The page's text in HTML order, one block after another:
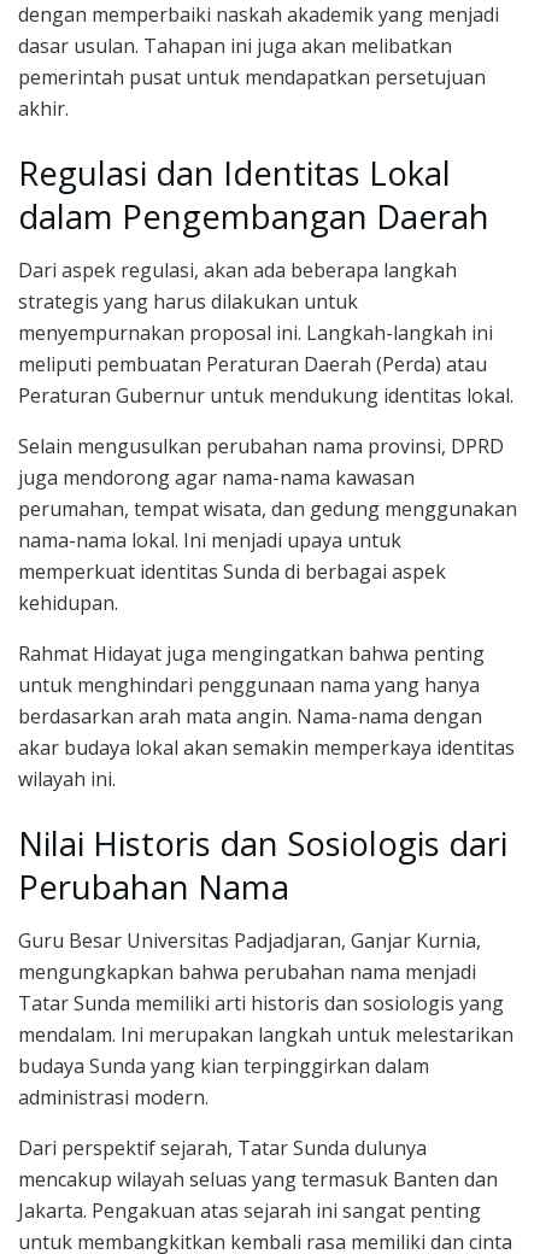
dengan memperbaiki naskah akademik yang menjadi
dasar usulan. Tahapan ini juga akan melibatkan
pemerintah pusat untuk mendapatkan persetujuan
akhir.
Regulasi dan Identitas Lokal
dalam Pengembangan Daerah
Dari aspek regulasi, akan ada beberapa langkah
strategis yang harus dilakukan untuk
menyempurnakan proposal ini. Langkah-langkah ini
meliputi pembuatan Peraturan Daerah (Perda) atau
Peraturan Gubernur untuk mendukung identitas lokal.
Selain mengusulkan perubahan nama provinsi, DPRD
juga mendorong agar nama-nama kawasan
perumahan, tempat wisata, dan gedung menggunakan
nama-nama lokal. Ini menjadi upaya untuk
memperkuat identitas Sunda di berbagai aspek
kehidupan.
Rahmat Hidayat juga mengingatkan bahwa penting
untuk menghindari penggunaan nama yang hanya
berdasarkan arah mata angin. Nama-nama dengan
akar budaya lokal akan semakin memperkaya identitas
wilayah ini.
Nilai Historis dan Sosiologis dari
Perubahan Nama
Guru Besar Universitas Padjadjaran, Ganjar Kurnia,
mengungkapkan bahwa perubahan nama menjadi
Tatar Sunda memiliki arti historis dan sosiologis yang
mendalam. Ini merupakan langkah untuk melestarikan
budaya Sunda yang kian terpinggirkan dalam
administrasi modern.
Dari perspektif sejarah, Tatar Sunda dulunya
mencakup wilayah seluas yang termasuk Banten dan
Jakarta. Pengakuan atas sejarah ini sangat penting
untuk membangkitkan kembali rasa memiliki dan cinta